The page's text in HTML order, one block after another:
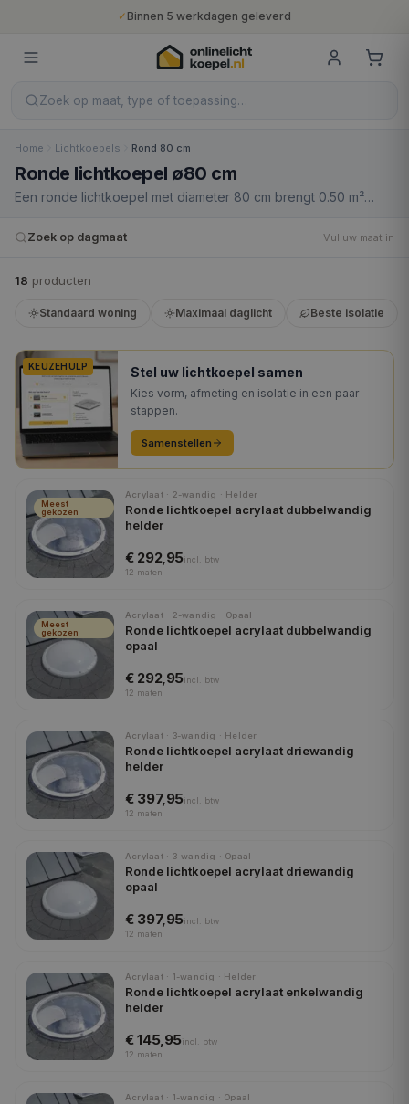
✓ Binnen 5 werkdagen geleverd
Nederlandse productie
Gratis verzending vanaf €400
Zoek op maat, type of toepassing…
Home Lichtkoepels Rond 80 cm
Ronde lichtkoepel ø80 cm
Een ronde lichtkoepel met diameter 80 cm brengt 0.50 m²
bij moderne architectuur en uitbouwen waarbij een subtiele
Zoek op dagmaat Vul uw maat in
18 producten
Standaard woning Maximaal daglicht Beste isolatie
KEUZEHULP Stel uw lichtkoepel samen
Kies vorm, afmeting en isolatie in een paar
stappen.
Samenstellen
Meest
gekozen
Acrylaat · 2-wandig · Helder
Ronde lichtkoepel acrylaat dubbelwandig
helder
€ 292,95incl.
btw
12 maten
Meest
gekozen
Acrylaat · 2-wandig · Opaal
Ronde lichtkoepel acrylaat dubbelwandig
opaal
€ 292,95incl.
btw
12 maten
Acrylaat · 3-wandig · Helder
Ronde lichtkoepel acrylaat driewandig
helder
€ 397,95incl.
btw
12 maten
Acrylaat · 3-wandig · Opaal
Ronde lichtkoepel acrylaat driewandig
opaal
€ 397,95incl.
btw
12 maten
Acrylaat · 1-wandig · Helder
Ronde lichtkoepel acrylaat enkelwandig
helder
€ 145,95incl.
btw
12 maten
Acrylaat · 1-wandig · Opaal